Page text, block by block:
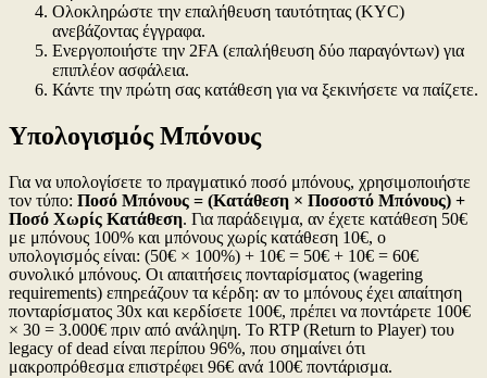
Ολοκληρώστε την επαλήθευση ταυτότητας (KYC)
ανεβάζοντας έγγραφα.
Ενεργοποιήστε την 2FA (επαλήθευση δύο παραγόντων) για
επιπλέον ασφάλεια.
Κάντε την πρώτη σας κατάθεση για να ξεκινήσετε να παίζετε.
Υπολογισμός Μπόνους
Για να υπολογίσετε το πραγματικό ποσό μπόνους, χρησιμοποιήστε
τον τύπο: Ποσό Μπόνους = (Κατάθεση × Ποσοστό Μπόνους) +
Ποσό Χωρίς Κατάθεση. Για παράδειγμα, αν έχετε κατάθεση 50€
με μπόνους 100% και μπόνους χωρίς κατάθεση 10€, ο
υπολογισμός είναι: (50€ × 100%) + 10€ = 50€ + 10€ = 60€
συνολικό μπόνους. Οι απαιτήσεις πονταρίσματος (wagering
requirements) επηρεάζουν τα κέρδη: αν το μπόνους έχει απαίτηση
πονταρίσματος 30x και κερδίσετε 100€, πρέπει να ποντάρετε 100€
× 30 = 3.000€ πριν από ανάληψη. Το RTP (Return to Player) του
legacy of dead είναι περίπου 96%, που σημαίνει ότι
μακροπρόθεσμα επιστρέφει 96€ ανά 100€ ποντάρισμα.